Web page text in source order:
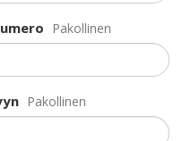
Pakollinen
Pakollinen